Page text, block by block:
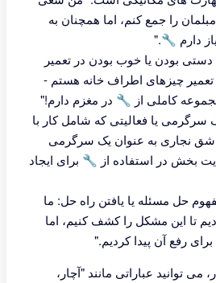
را جمع کنم، اما همچنان به
دارم 🔧."
دستی بودن یا خوب بودن در تعمیر
چیزهای اطراف خانه هستم -
کاملی از 🔧 در مغزم دارم!"
سرگرمی یا فعالیتی که شامل کار با
نجاری به عنوان یک سرگرمی
بخش در استفاده از 🔧 برای ایجاد
حل مسئله یا یافتن راه حل: ما
تا این مشکل را کشف کنیم، اما
رفع آن پیدا کردیم."
توانید عباراتی مانند "آچار،